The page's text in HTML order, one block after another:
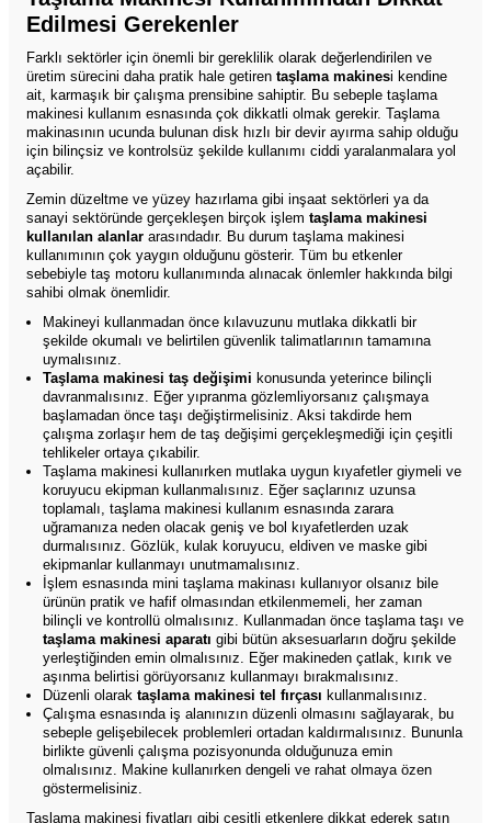
Edilmesi Gerekenler
Farklı sektörler için önemli bir gereklilik olarak değerlendirilen ve
üretim sürecini daha pratik hale getiren taşlama makinesi kendine
ait, karmaşık bir çalışma prensibine sahiptir. Bu sebeple taşlama
makinesi kullanım esnasında çok dikkatli olmak gerekir. Taşlama
makinasının ucunda bulunan disk hızlı bir devir ayırma sahip olduğu
için bilinçsiz ve kontrolsüz şekilde kullanımı ciddi yaralanmalara yol
açabilir.
Zemin düzeltme ve yüzey hazırlama gibi inşaat sektörleri ya da
sanayi sektöründe gerçekleşen birçok işlem taşlama makinesi
kullanılan alanlar arasındadır. Bu durum taşlama makinesi
kullanımının çok yaygın olduğunu gösterir. Tüm bu etkenler
sebebiyle taş motoru kullanımında alınacak önlemler hakkında bilgi
sahibi olmak önemlidir.
Makineyi kullanmadan önce kılavuzunu mutlaka dikkatli bir
şekilde okumalı ve belirtilen güvenlik talimatlarının tamamına
uymalısınız.
Taşlama makinesi taş değişimi konusunda yeterince bilinçli
davranmalısınız. Eğer yıpranma gözlemliyorsanız çalışmaya
başlamadan önce taşı değiştirmelisiniz. Aksi takdirde hem
çalışma zorlaşır hem de taş değişimi gerçekleşmediği için çeşitli
tehlikeler ortaya çıkabilir.
Taşlama makinesi kullanırken mutlaka uygun kıyafetler giymeli ve
koruyucu ekipman kullanmalısınız. Eğer saçlarınız uzunsa
toplamalı, taşlama makinesi kullanım esnasında zarara
uğramanıza neden olacak geniş ve bol kıyafetlerden uzak
durmalısınız. Gözlük, kulak koruyucu, eldiven ve maske gibi
ekipmanlar kullanmayı unutmamalısınız.
İşlem esnasında mini taşlama makinası kullanıyor olsanız bile
ürünün pratik ve hafif olmasından etkilenmemeli, her zaman
bilinçli ve kontrollü olmalısınız. Kullanmadan önce taşlama taşı ve
taşlama makinesi aparatı gibi bütün aksesuarların doğru şekilde
yerleştiğinden emin olmalısınız. Eğer makineden çatlak, kırık ve
aşınma belirtisi görüyorsanız kullanmayı bırakmalısınız.
Düzenli olarak taşlama makinesi tel fırçası kullanmalısınız.
Çalışma esnasında iş alanınızın düzenli olmasını sağlayarak, bu
sebeple gelişebilecek problemleri ortadan kaldırmalısınız. Bununla
birlikte güvenli çalışma pozisyonunda olduğunuza emin
olmalısınız. Makine kullanırken dengeli ve rahat olmaya özen
göstermelisiniz.
Taşlama makinesi fiyatları gibi çeşitli etkenlere dikkat ederek satın